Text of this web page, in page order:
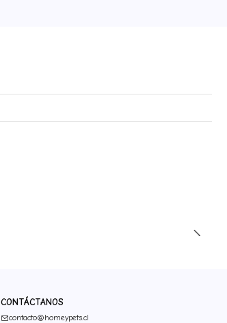
CONTÁCTANOS
contacto@homeypets.cl